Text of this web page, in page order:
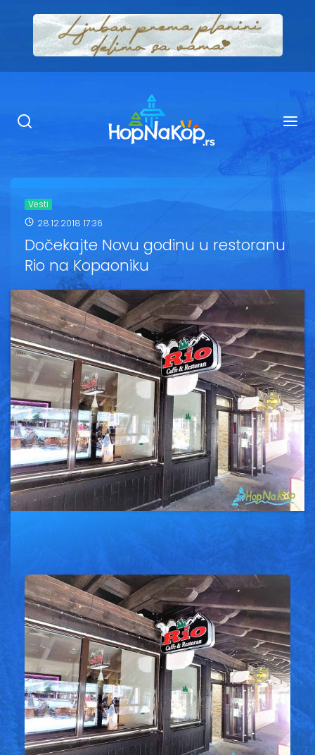
Ugostiteljstvo
Kop Info
Ski renta
Vesti
Oglasi
Galerija
Copyright© 2020
HopNaKop
Vesti
28.12.2018 17:36
Dočekajte Novu godinu u restoranu
Rio na Kopaoniku